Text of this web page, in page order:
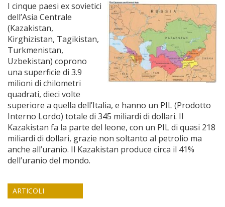
I cinque paesi ex sovietici
dell’Asia Centrale
(Kazakistan,
Kirghizistan, Tagikistan,
Turkmenistan,
Uzbekistan) coprono
una superficie di 3.9
milioni di chilometri
quadrati, dieci volte
superiore a quella dell’Italia, e hanno un PIL (Prodotto
Interno Lordo) totale di 345 miliardi di dollari. Il
Kazakistan fa la parte del leone, con un PIL di quasi 218
miliardi di dollari, grazie non soltanto al petrolio ma
anche all’uranio. Il Kazakistan produce circa il 41%
dell’uranio del mondo.
ARTICOLI